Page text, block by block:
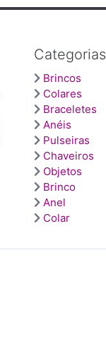
Categorias
Brincos
Colares
Braceletes
Anéis
Pulseiras
Chaveiros
Objetos
Brinco
Anel
Colar